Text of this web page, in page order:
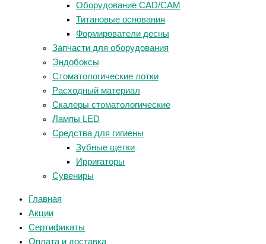
Оборудование CAD/CAM
Титановые основания
Формирователи десны
Запчасти для оборудования
Эндобоксы
Стоматологические лотки
Расходный материал
Скалеры стоматологические
Лампы LED
Средства для гигиены
Зубные щетки
Ирригаторы
Сувениры
Главная
Акции
Сертификаты
Оплата и доставка